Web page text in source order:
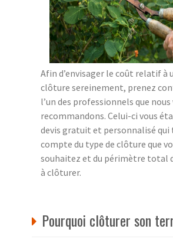
Afin d’envisager le coût relatif à
clôture sereinement, prenez
l’un des professionnels que nous
recommandons. Celui-ci vous
devis gratuit et personnalisé qui
compte du type de clôture que
souhaitez et du périmètre total
à clôturer.
Pourquoi clôturer son